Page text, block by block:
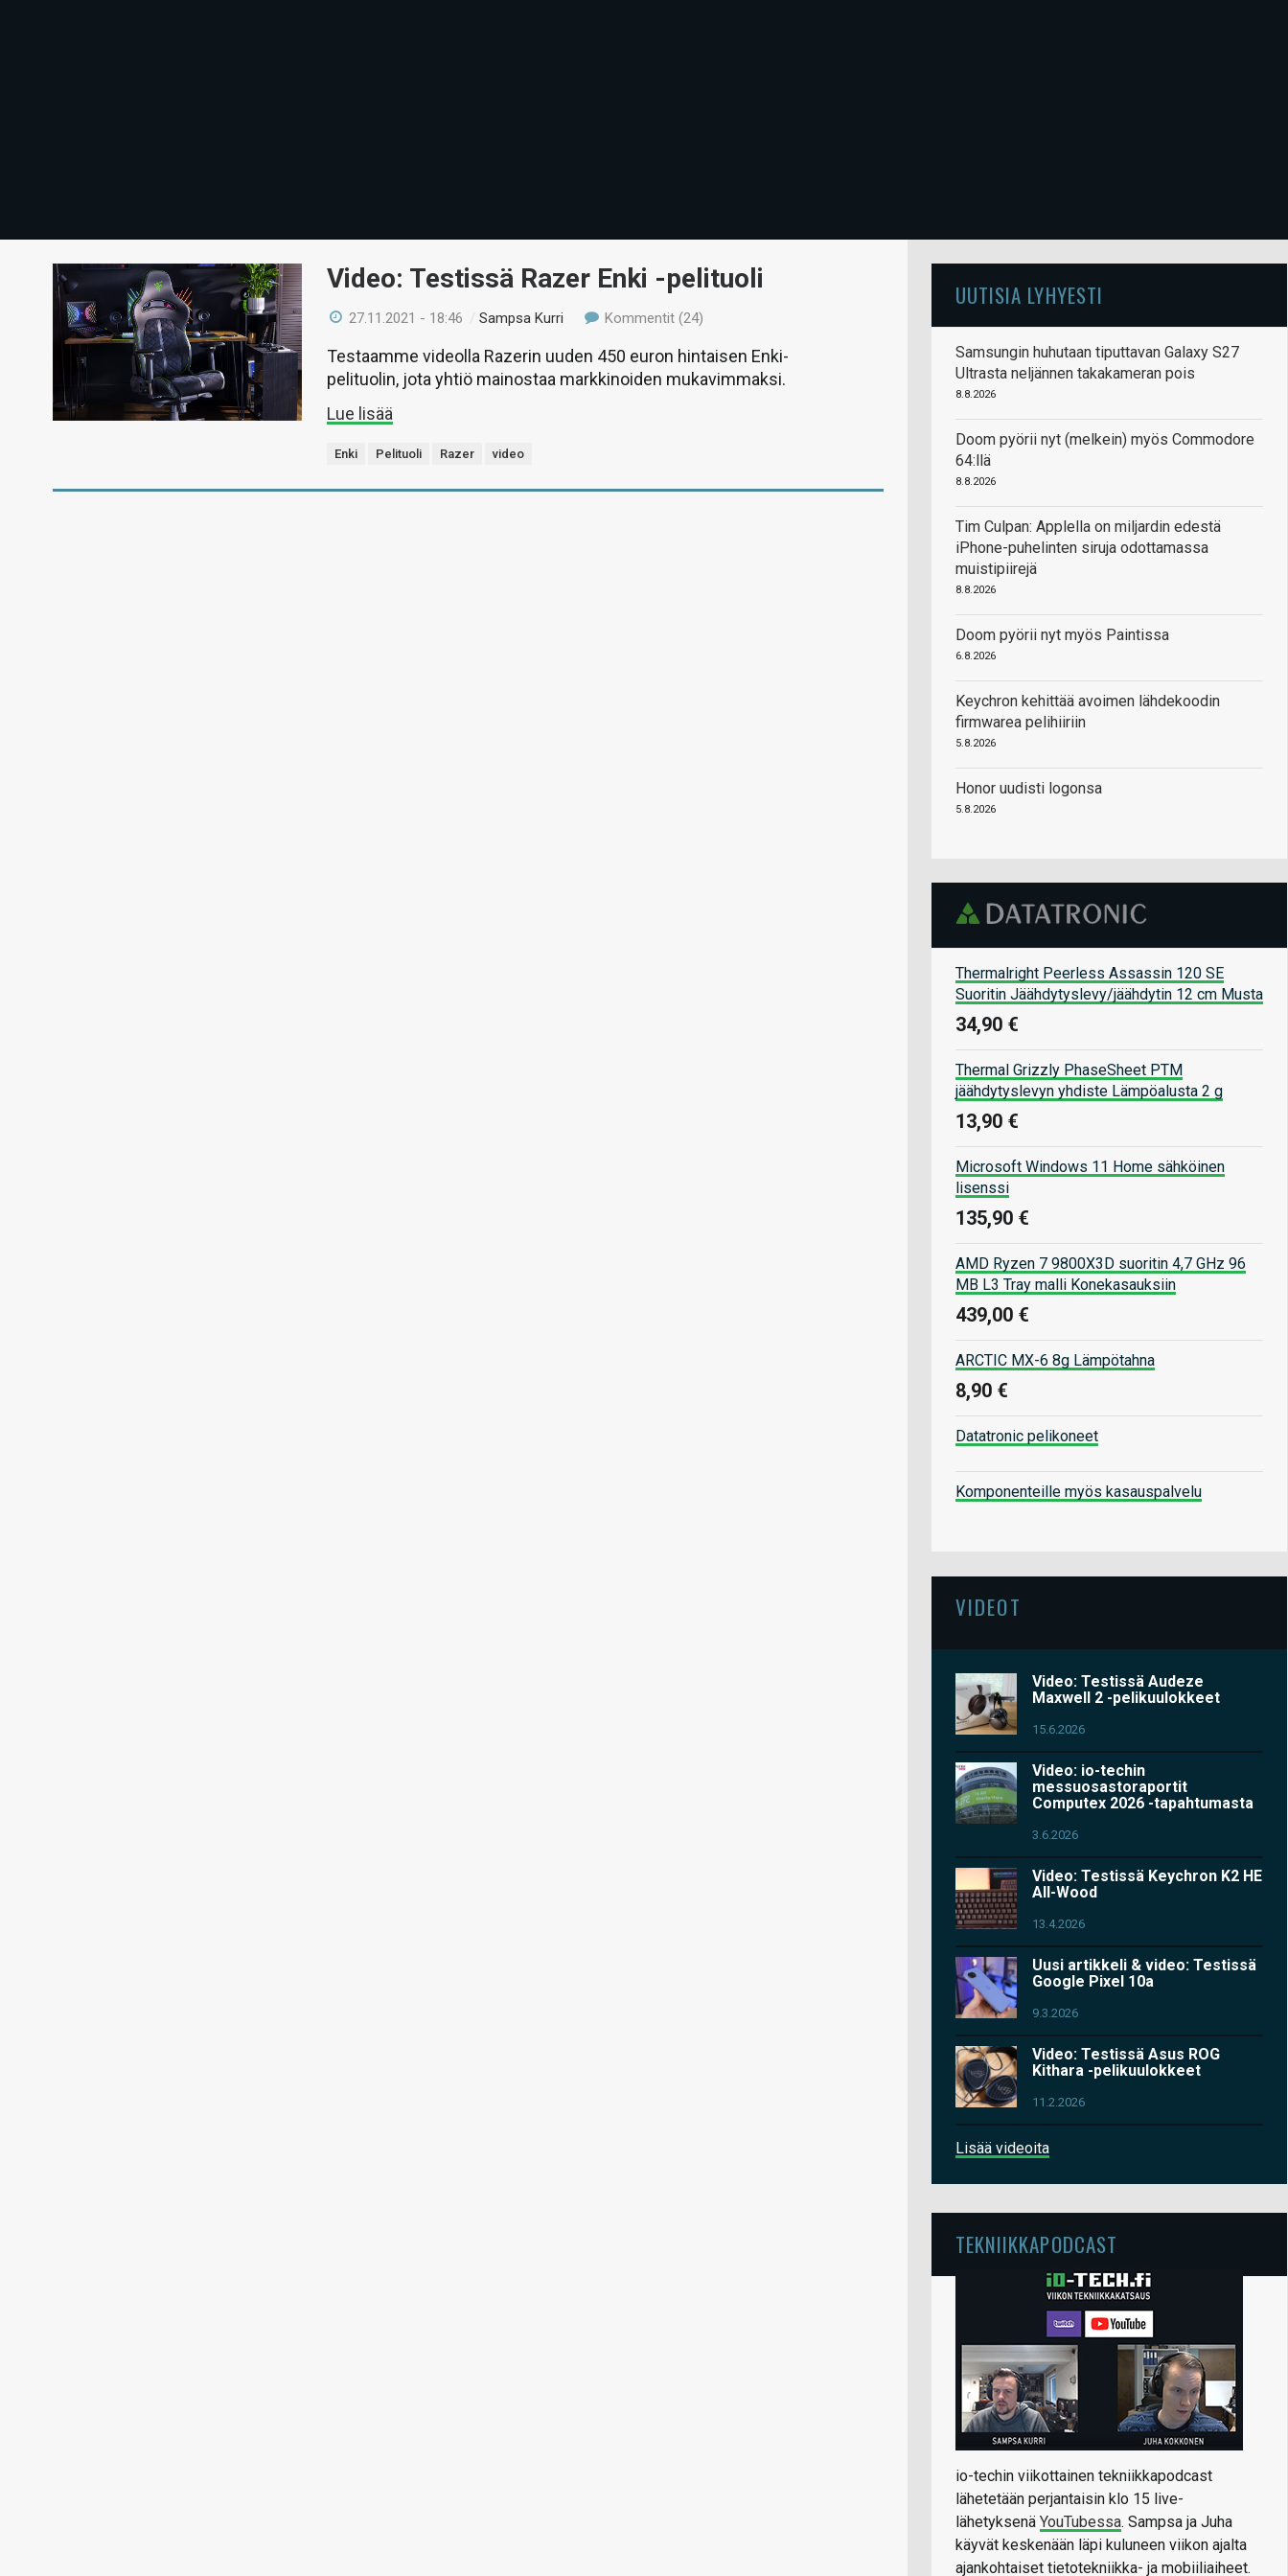
Video: Testissä Razer Enki -pelituoli
27.11.2021 - 18:46 /Sampsa Kurri Kommentit (24)
Testaamme videolla Razerin uuden 450 euron hintaisen Enki-
pelituolin, jota yhtiö mainostaa markkinoiden mukavimmaksi.
Lue lisää
Enki Pelituoli Razer video
UUTISIA LYHYESTI
Samsungin huhutaan tiputtavan Galaxy S27
Ultrasta neljännen takakameran pois
8.8.2026
Doom pyörii nyt (melkein) myös Commodore
64:llä
8.8.2026
Tim Culpan: Applella on miljardin edestä
iPhone-puhelinten siruja odottamassa
muistipiirejä
8.8.2026
Doom pyörii nyt myös Paintissa
6.8.2026
Keychron kehittää avoimen lähdekoodin
firmwarea pelihiiriin
5.8.2026
Honor uudisti logonsa
5.8.2026
Thermalright Peerless Assassin 120 SE
Suoritin Jäähdytyslevy/jäähdytin 12 cm Musta
34,90 €
Thermal Grizzly PhaseSheet PTM
jäähdytyslevyn yhdiste Lämpöalusta 2 g
13,90 €
Microsoft Windows 11 Home sähköinen
lisenssi
135,90 €
AMD Ryzen 7 9800X3D suoritin 4,7 GHz 96
MB L3 Tray malli Konekasauksiin
439,00 €
ARCTIC MX-6 8g Lämpötahna
8,90 €
Datatronic pelikoneet
Komponenteille myös kasauspalvelu
VIDEOT
Video: Testissä Audeze
Maxwell 2 -pelikuulokkeet
15.6.2026
Video: io-techin
messuosastoraportit
Computex 2026 -tapahtumasta
3.6.2026
Video: Testissä Keychron K2 HE
All-Wood
13.4.2026
Uusi artikkeli & video: Testissä
Google Pixel 10a
9.3.2026
Video: Testissä Asus ROG
Kithara -pelikuulokkeet
11.2.2026
Lisää videoita
TEKNIIKKAPODCAST
io-techin viikottainen tekniikkapodcast
lähetetään perjantaisin klo 15 live-
lähetyksenä YouTubessa. Sampsa ja Juha
käyvät keskenään läpi kuluneen viikon ajalta
ajankohtaiset tietotekniikka- ja mobiiliaiheet.